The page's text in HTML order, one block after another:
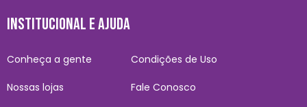
INSTITUCIONAL E AJUDA
Conheça a gente
Nossas lojas
Condições de Uso
Fale Conosco